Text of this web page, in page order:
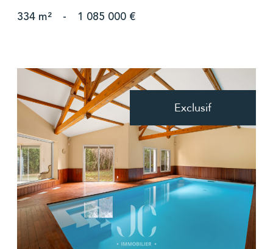
334 m² - 1 085 000 €
Exclusif
voir le bien